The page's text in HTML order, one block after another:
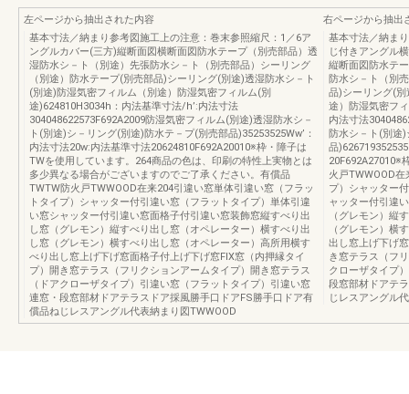
左ページから抽出された内容
基本寸法／納まり参考図施工上の注意：巻末参照縮尺：1／6ア
ングルカバー(三方)縦断面図横断面図防水テープ（別売部品）透
湿防水シ－ト（別途）先張防水シ－ト（別売部品）シーリング
（別途）防水テープ(別売部品)シーリング(別途)透湿防水シ－ト
(別途)防湿気密フィルム（別途）防湿気密フィルム(別
途)624810H3034h：内法基準寸法/h’:内法寸法
304048622573F692A2009防湿気密フィルム(別途)透湿防水シ－
ト(別途)シ－リング(別途)防水テ－プ(別売部品)35253525Ww’：
内法寸法20w:内法基準寸法20624810F692A20010※枠・障子は
TWを使用しています。264商品の色は、印刷の特性上実物とは
多少異なる場合がございますのでご了承ください。有償品
TWTW防火戸TWWOOD在来204引違い窓単体引違い窓（フラッ
トタイプ）シャッター付引違い窓（フラットタイプ）単体引違
い窓シャッター付引違い窓面格子付引違い窓装飾窓縦すべり出
し窓（グレモン）縦すべり出し窓（オペレーター）横すべり出
し窓（グレモン）横すべり出し窓（オペレーター）高所用横す
べり出し窓上げ下げ窓面格子付上げ下げ窓FIX窓（内押縁タイ
プ）開き窓テラス（フリクションアームタイプ）開き窓テラス
（ドアクローザタイプ）引違い窓（フラットタイプ）引違い窓
連窓・段窓部材ドアテラスドア採風勝手口ドアFS勝手口ドア有
償品ねじレスアングル代表納まり図TWWOOD
右ページから抽出
基本寸法／納ま
じ付きアングル
縦断面図防水テ
防水シ－ト（別
品)シーリング(
途）防湿気密フ
内法寸法
防水シ－ト(別途
品
20F692A27010※
火戸TWWOOD
プ）シャッター
ャッター付引違
（グレモン）縦
（グレモン）横
出し窓上げ下げ
き窓テラス（フ
クローザタイプ
段窓部材ドアテ
じレスアングル